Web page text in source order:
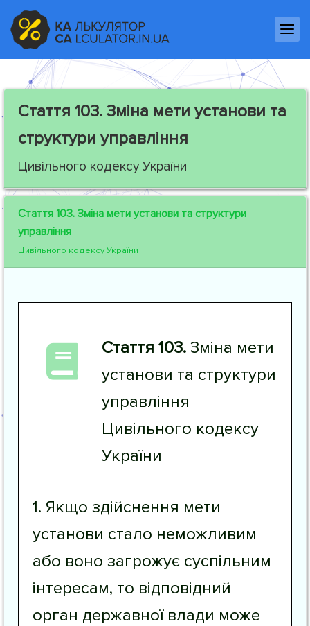
Стаття 103. Зміна мети установи та
структури управління
Цивільного кодексу України
Стаття 103. Зміна мети установи та структури
управління
Цивільного кодексу України
Стаття 103. Зміна мети
установи та структури
управління
Цивільного кодексу
України
1. Якщо здійснення мети
установи стало неможливим
або воно загрожує суспільним
інтересам, то відповідний
орган державної влади може